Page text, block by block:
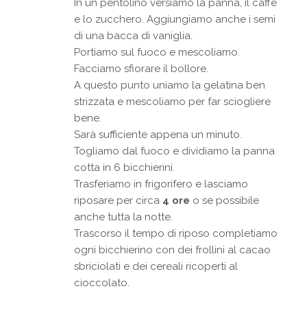
In un pentolino versiamo la panna, il caffè
e lo zucchero. Aggiungiamo anche i semi
di una bacca di vaniglia.
Portiamo sul fuoco e mescoliamo.
Facciamo sfiorare il bollore.
A questo punto uniamo la gelatina ben
strizzata e mescoliamo per far sciogliere
bene.
Sarà sufficiente appena un minuto.
Togliamo dal fuoco e dividiamo la panna
cotta in 6 bicchierini.
Trasferiamo in frigorifero e lasciamo
riposare per circa 4 ore o se possibile
anche tutta la notte.
Trascorso il tempo di riposo completiamo
ogni bicchierino con dei frollini al cacao
sbriciolati e dei cereali ricoperti al
cioccolato.